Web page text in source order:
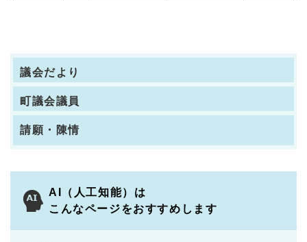
議会だより
町議会議員
請願・陳情
AI（人工知能）は
こんなページをおすすめします